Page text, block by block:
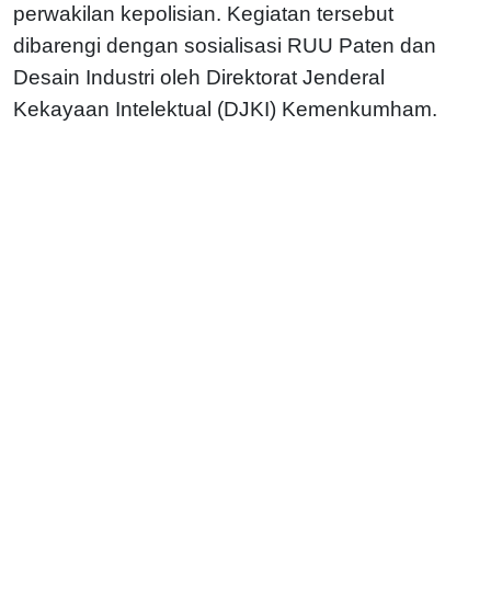
perwakilan kepolisian. Kegiatan tersebut
dibarengi dengan sosialisasi RUU Paten dan
Desain Industri oleh Direktorat Jenderal
Kekayaan Intelektual (DJKI) Kemenkumham.